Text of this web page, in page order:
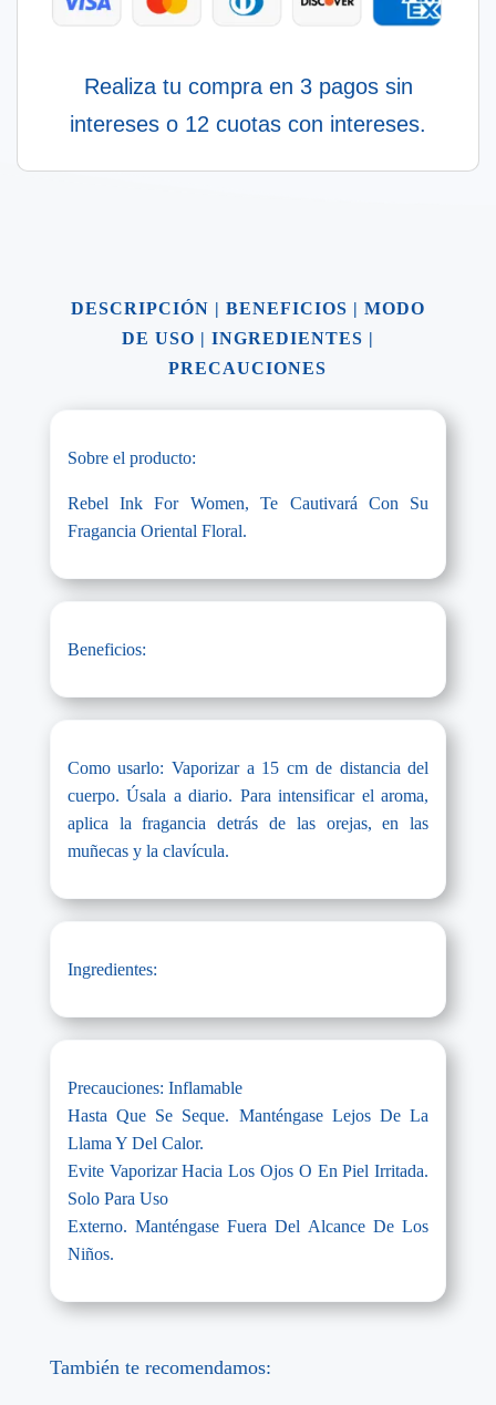
Realiza tu compra en 3 pagos sin
intereses o 12 cuotas con intereses.
DESCRIPCIÓN | BENEFICIOS | MODO
DE USO | INGREDIENTES |
PRECAUCIONES
Sobre el producto:
Rebel Ink For Women, Te Cautivará Con Su
Fragancia Oriental Floral.
Beneficios:
Como usarlo: Vaporizar a 15 cm de distancia del
cuerpo. Úsala a diario. Para intensificar el aroma,
aplica la fragancia detrás de las orejas, en las
muñecas y la clavícula.
Ingredientes:
Precauciones: Inflamable
Hasta Que Se Seque. Manténgase Lejos De La
Llama Y Del Calor.
Evite Vaporizar Hacia Los Ojos O En Piel Irritada.
Solo Para Uso
Externo. Manténgase Fuera Del Alcance De Los
Niños.
También te recomendamos: